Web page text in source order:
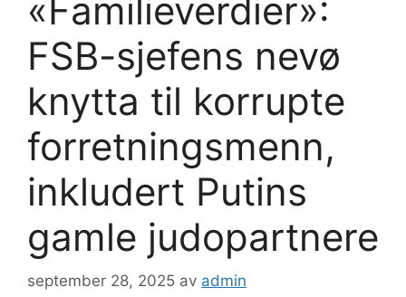
«Familieverdier»:
FSB-sjefens nevø
knytta til korrupte
forretningsmenn,
inkludert Putins
gamle judopartnere
september 28, 2025 av admin